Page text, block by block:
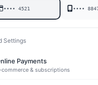
•••• 4521 ••••
Settings
Payments
& subscriptions